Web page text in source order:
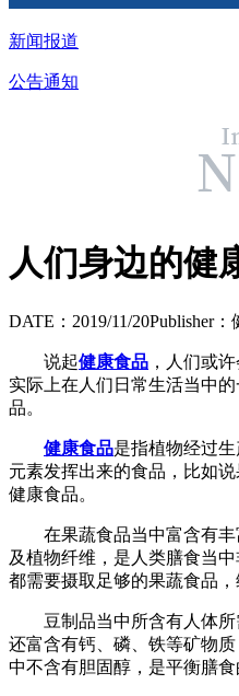
新闻报道
公告通知
人们身边的健
DATE：2019/11/20Publisher：
说起健康食品 ，人们或
实际上在人们日常生活当中
品。
健康食品是指植物经过
元素发挥出来的食品，比如
健康食品。
在果蔬食品当中富含有丰
及植物纤维，是人类膳食当
都需要摄取足够的果蔬食品，
豆制品当中所含有人体所
还富含有钙、磷、铁等矿物
中不含有胆固醇，是平衡膳食